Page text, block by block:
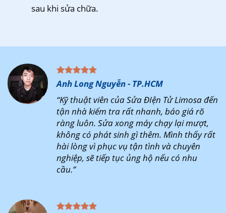
sau khi sửa chữa.
Anh Long Nguyễn - TP.HCM
“Kỹ thuật viên của Sửa ĐIện Tử Limosa đến
tận nhà kiểm tra rất nhanh, báo giá rõ
ràng luôn. Sửa xong máy chạy lại mượt,
không có phát sinh gì thêm. Mình thấy rất
hài lòng vì phục vụ tận tình và chuyên
nghiệp, sẽ tiếp tục ủng hộ nếu có nhu
cầu.”